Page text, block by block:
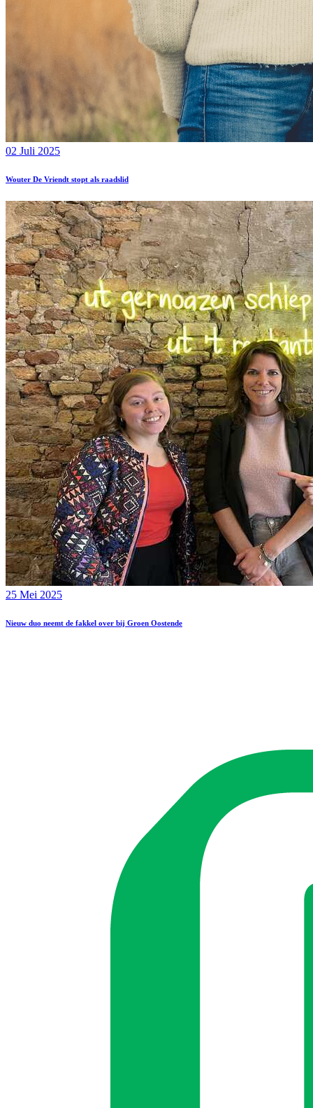
02 Juli 2025
Wouter De Vriendt stopt als raadslid
25 Mei 2025
Nieuw duo neemt de fakkel over bij Groen Oostende